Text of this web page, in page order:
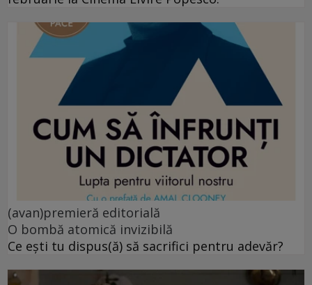
(avan)premieră editorială
O bombă atomică invizibilă
Ce ești tu dispus(ă) să sacrifici pentru adevăr?